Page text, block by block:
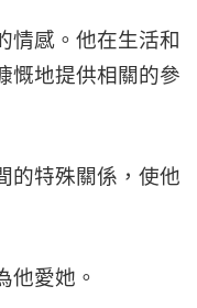
情感。他在生活和
慨地提供相關的參
的特殊關係，使他
他愛她。